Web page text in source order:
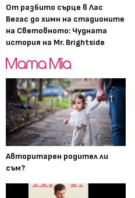
От разбито сърце в Лас
Вегас до химн на стадионите
на Световното: Чудната
история на Mr. Brightside
Авторитарен родител ли
съм?